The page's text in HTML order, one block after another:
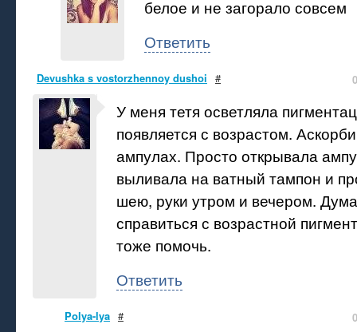
белое и не загорало совсем
Ответить
Devushka s vostorzhennoy dushoi # 0
У меня тетя осветляла
появляется с возрастом.
ампулах. Просто открывала
выливала на ватный тампон и
шею, руки утром и вечером.
справиться с возрастной
тоже помочь.
Ответить
Polya-lya # 0